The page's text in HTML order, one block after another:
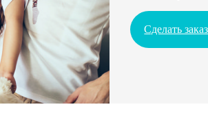
Сделать заказ